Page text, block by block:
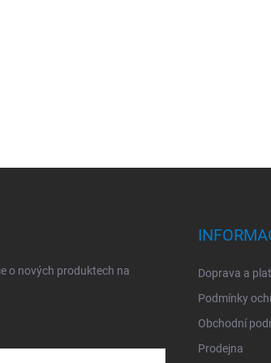
o nových produktech na
Doprava a
Podmínky
Obchodní
Prodejna